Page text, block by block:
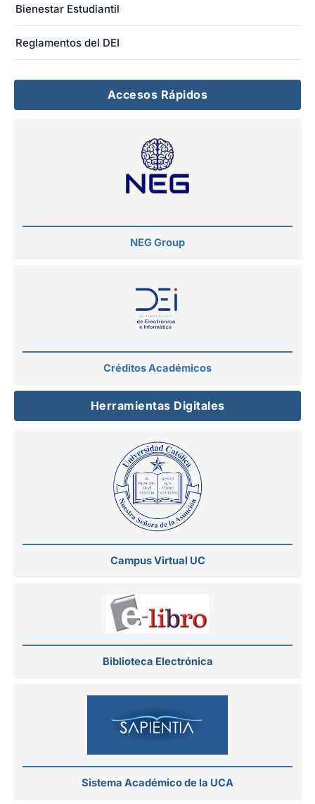
Bienestar Estudiantil
Reglamentos del DEI
Accesos Rápidos
NEG Group
Créditos Académicos
Herramientas Digitales
Campus Virtual UC
Biblioteca Electrónica
Sistema Académico de la UCA